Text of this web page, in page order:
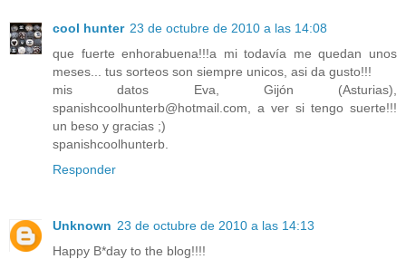
cool hunter 23 de octubre de 2010 a las 14:08
que fuerte enhorabuena!!!a mi todavía me quedan unos
meses... tus sorteos son siempre unicos, asi da gusto!!!
mis datos Eva, Gijón (Asturias),
spanishcoolhunterb@hotmail.com, a ver si tengo suerte!!!
un beso y gracias ;)
spanishcoolhunterb.
Responder
Unknown 23 de octubre de 2010 a las 14:13
Happy B*day to the blog!!!!